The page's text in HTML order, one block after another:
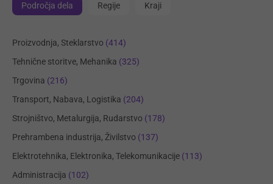
Področja dela Regije Kraji
Proizvodnja, Steklarstvo (414)
Tehnične storitve, Mehanika (325)
Trgovina (216)
Transport, Nabava, Logistika (204)
Strojništvo, Metalurgija, Rudarstvo (178)
Prehrambena industrija, Živilstvo (137)
Elektrotehnika, Elektronika, Telekomunikacije (113)
Administracija (102)